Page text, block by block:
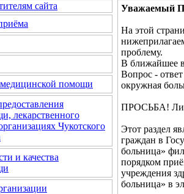
сайта
помощи
лекарственного
Чукотского
и качества
Уважаемый
На этой
проблему.
В ближайшее
Вопрос -
окружная
ПРОСЬБА!
Этот раздел
граждан в
больница»
порядком
учреждения
больница» в